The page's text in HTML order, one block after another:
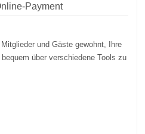
Payment
und Gäste gewohnt, Ihre
über verschiedene Tools zu